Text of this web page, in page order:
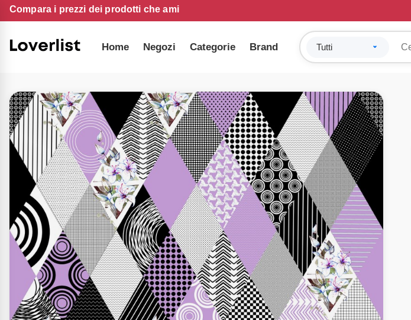
Compara i prezzi dei prodotti che ami
Home Negozi Categorie Brand